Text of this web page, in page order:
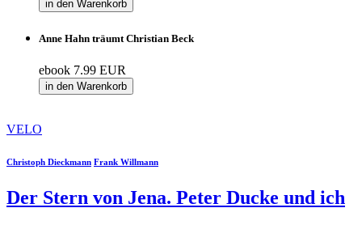
in den Warenkorb
Anne Hahn träumt Christian Beck
ebook 7.99 EUR
in den Warenkorb
VELO
Christoph Dieckmann Frank Willmann
Der Stern von Jena. Peter Ducke und ich